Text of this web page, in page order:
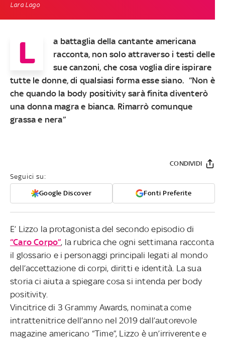
Lara Lago
L
a battaglia della cantante americana
racconta, non solo attraverso i testi delle
sue canzoni, che cosa voglia dire ispirare
tutte le donne, di qualsiasi forma esse siano. “Non è
che quando la body positivity sarà finita diventerò
una donna magra e bianca. Rimarrò comunque
grassa e nera”
Seguici su:
Google Discover Fonti Preferite
CONDIVIDI
E’ Lizzo la protagonista del secondo episodio di
“Caro Corpo”, la rubrica che ogni settimana racconta
il glossario e i personaggi principali legati al mondo
dell’accettazione di corpi, diritti e identità. La sua
storia ci aiuta a spiegare cosa si intenda per body
positivity.
Vincitrice di 3 Grammy Awards, nominata come
intrattenitrice dell’anno nel 2019 dall’autorevole
magazine americano “Time”, Lizzo è un’irriverente e